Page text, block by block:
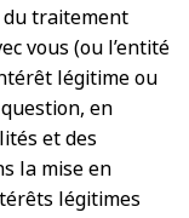
du traitement
vous (ou l’entité
légitime ou
en
et des
la mise en
légitimes